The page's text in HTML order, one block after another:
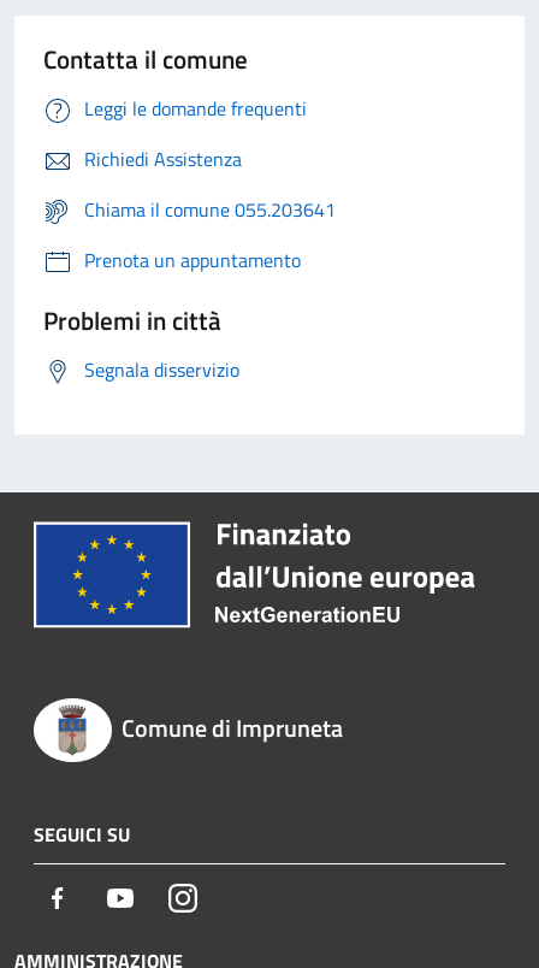
Contatta il comune
Leggi le domande frequenti
Richiedi Assistenza
Chiama il comune 055.203641
Prenota un appuntamento
Problemi in città
Segnala disservizio
Comune di Impruneta
SEGUICI SU
Facebook YoutubeInstagram
AMMINISTRAZIONE